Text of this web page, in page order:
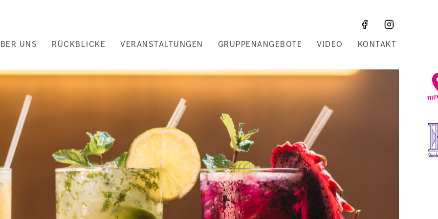
UNS RÜCKBLICKE VERANSTALTUNGEN GRUPPENANGEBOTE VIDEO KONTAKT